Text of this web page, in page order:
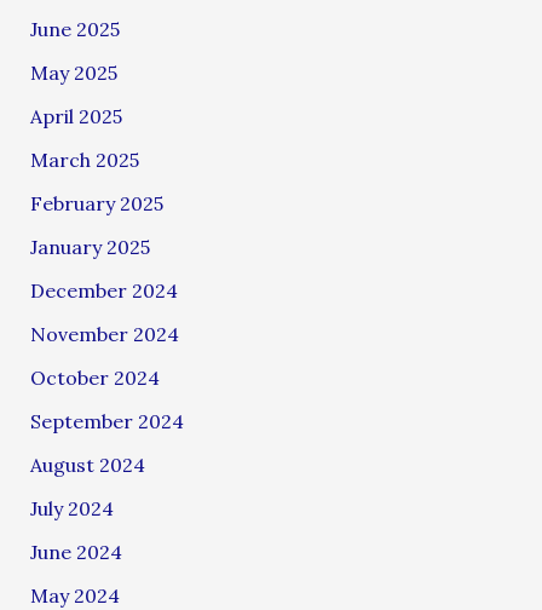
June 2025
May 2025
April 2025
March 2025
February 2025
January 2025
December 2024
November 2024
October 2024
September 2024
August 2024
July 2024
June 2024
May 2024